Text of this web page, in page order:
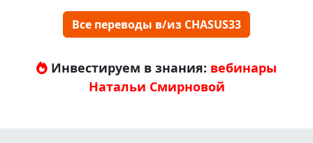
Все переводы в/из CHASUS33
Инвестируем в знания: вебинары
Натальи Смирновой